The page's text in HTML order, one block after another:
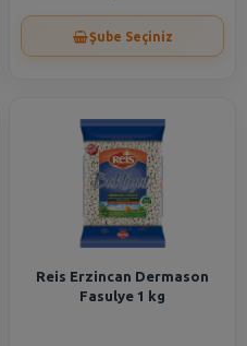
Şube Seçiniz
Reis Erzincan Dermason
Fasulye 1 kg